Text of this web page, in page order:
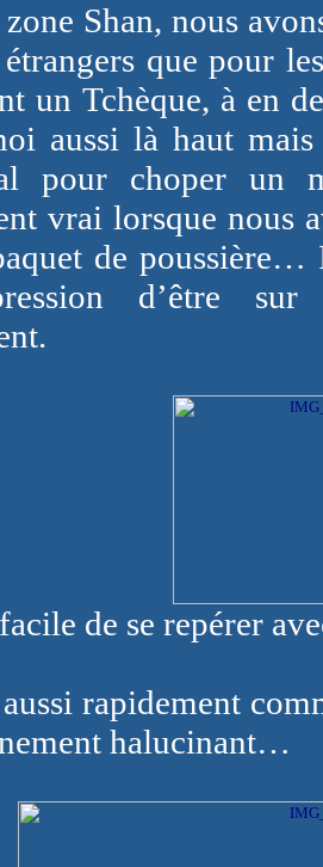
Shan, nous
que pour
un Tchèque, à en
aussi là haut
pour choper un
vrai lorsque nous
de
d’être
de se repérer
rapidement
halucinant…